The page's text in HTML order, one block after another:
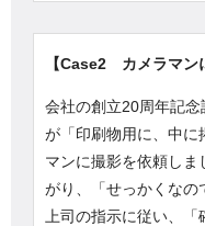
【Case2 カメラマン
会社の創立20周年記
が「印刷物用に、中に
マンに撮影を依頼しま
がり、「せっかくなの
上司の指示に従い、